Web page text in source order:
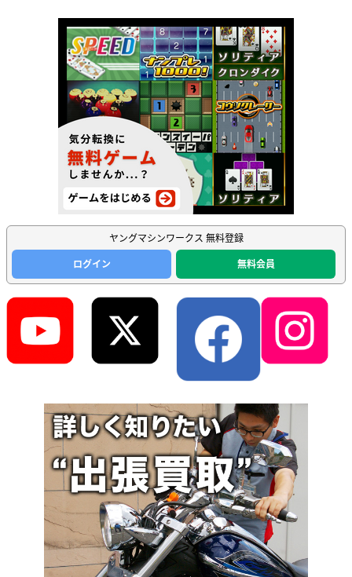
ヤングマシンワークス 無料登録
ログイン
無料会員